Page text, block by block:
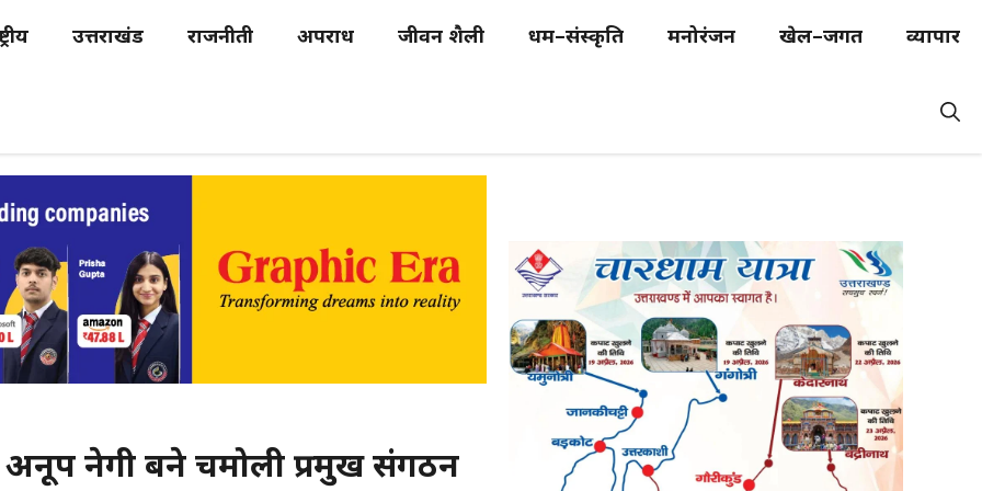
उत्तराखंड राजनीती अपराध जीवन शैली धर्म–संस्कृति मनोरंजन खेल–जगत व्यापार
अनूप नेगी बने चमोली प्रमुख संगठन